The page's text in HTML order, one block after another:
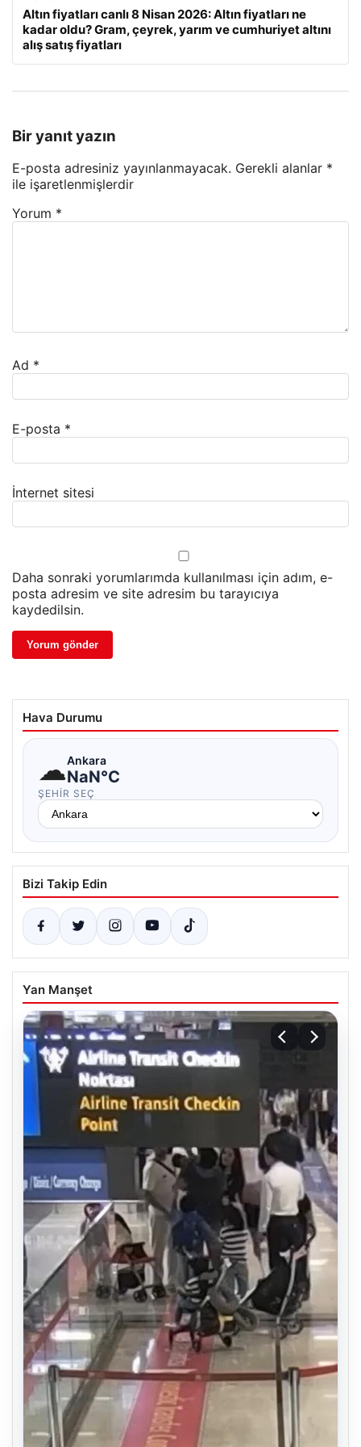
Altın fiyatları canlı 8 Nisan 2026: Altın fiyatları ne
kadar oldu? Gram, çeyrek, yarım ve cumhuriyet altını
alış satış fiyatları
Bir yanıt yazın
E-posta adresiniz yayınlanmayacak. Gerekli alanlar *
ile işaretlenmişlerdir
Yorum *
Ad *
E-posta *
İnternet sitesi
Daha sonraki yorumlarımda kullanılması için adım, e-
posta adresim ve site adresim bu tarayıcıya
kaydedilsin.
Hava Durumu
☁Ankara
NaN°C
ŞEHIR SEÇ
Bizi Takip Edin
Yan Manşet